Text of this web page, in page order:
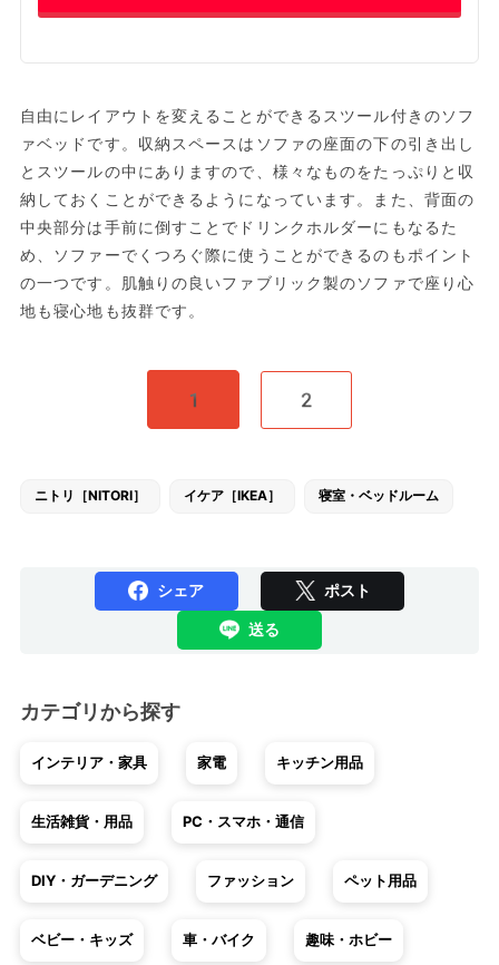
自由にレイアウトを変えることができるスツール付きのソフ
ァベッドです。収納スペースはソファの座面の下の引き出し
とスツールの中にありますので、様々なものをたっぷりと収
納しておくことができるようになっています。また、背面の
中央部分は手前に倒すことでドリンクホルダーにもなるた
め、ソファーでくつろぐ際に使うことができるのもポイント
の一つです。肌触りの良いファブリック製のソファで座り心
地も寝心地も抜群です。
1 2
ニトリ［NITORI］ イケア［IKEA］ 寝室・ベッドルーム
シェア ポスト
送る
カテゴリから探す
インテリア・家具 家電 キッチン用品
生活雑貨・用品 PC・スマホ・通信
DIY・ガーデニング ファッション ペット用品
ベビー・キッズ 車・バイク 趣味・ホビー